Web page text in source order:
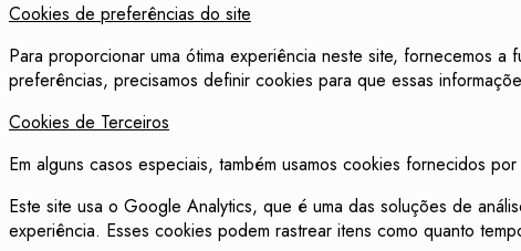
Cookies de preferências do site
Para proporcionar uma ótima experiência neste site, fornecemos
preferências, precisamos definir cookies para que essas
Cookies de Terceiros
Em alguns casos especiais, também usamos cookies fornecidos
Este site usa o Google Analytics, que é uma das soluções de
experiência. Esses cookies podem rastrear itens como quanto